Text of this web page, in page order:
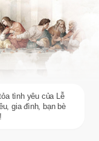
tình yêu của Lễ
gia đình, bạn bè